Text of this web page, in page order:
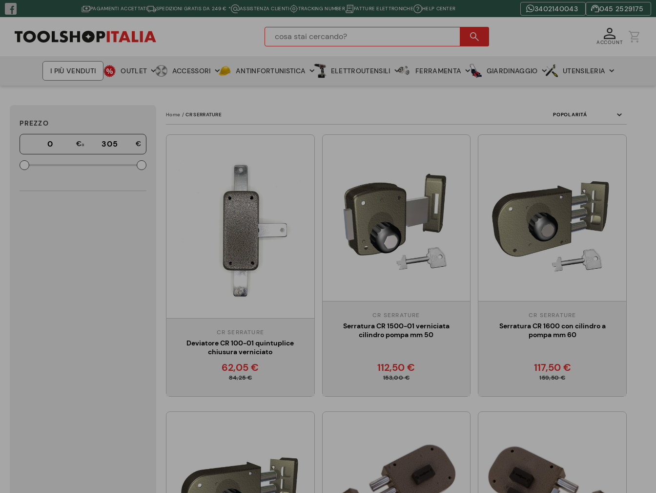
PAGAMENTI ACCETTATI SPEDIZIONI GRATIS DA 249 € * ASSISTENZA CLIENTI TRACKING NUMBER FATTURE ELETTRONICHE HELP CENTER 3402140043 045 2529175
ACCOUNT
I PIÙ VENDUTI OUTLET ACCESSORI ANTINFORTUNISTICA ELETTROUTENSILI FERRAMENTA GIARDINAGGIO UTENSILERIA
PREZZO
€a €
Home CR SERRATURE
CR SERRATURE
Deviatore CR 100-01 quintuplice
chiusura verniciato
62,05 €
84,25 €
CR SERRATURE
Serratura CR 1500-01 verniciata
cilindro pompa mm 50
112,50 €
153,00 €
CR SERRATURE
Serratura CR 1600 con cilindro a
pompa mm 60
117,50 €
159,50 €